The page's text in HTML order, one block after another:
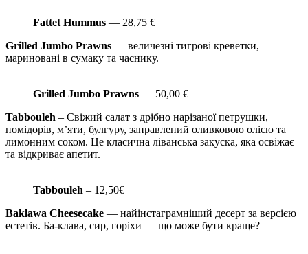
Fattet Hummus — 28,75 €
Grilled Jumbo Prawns — величезні тигрові креветки,
мариновані в сумаку та часнику.
Grilled Jumbo Prawns — 50,00 €
Tabbouleh – Свіжий салат з дрібно нарізаної петрушки,
помідорів, м’яти, булгуру, заправлений оливковою олією та
лимонним соком. Це класична ліванська закуска, яка освіжає
та відкриває апетит.
Tabbouleh – 12,50€
Baklawa Cheesecake — найінстаграмніший десерт за версією
естетів. Ба-клава, сир, горіхи — що може бути краще?